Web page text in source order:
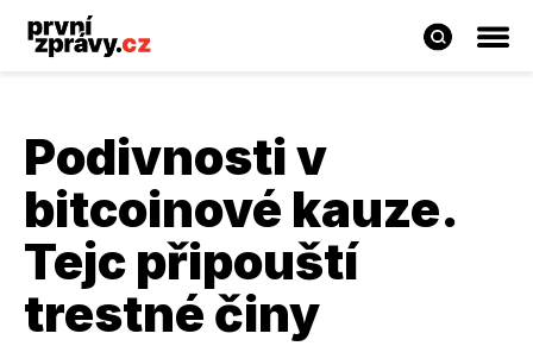
Podivnosti v
bitcoinové kauze.
Tejc připouští
trestné činy